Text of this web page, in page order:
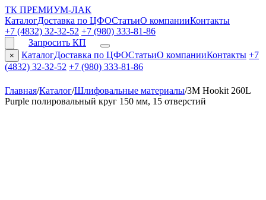
ТК ПРЕМИУМ-ЛАК
КаталогДоставка по ЦФОСтатьиО компанииКонтакты
+7 (4832) 32-32-52 +7 (980) 333-81-86
Запросить КП
× КаталогДоставка по ЦФОСтатьиО компанииКонтакты +7
(4832) 32-32-52 +7 (980) 333-81-86
Главная/Каталог/Шлифовальные материалы/3M Hookit 260L
Purple полировальный круг 150 мм, 15 отверстий